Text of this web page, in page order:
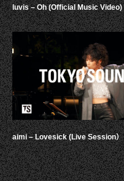
luvis – Oh (Official Music Video)
aimi – Lovesick (Live Session）